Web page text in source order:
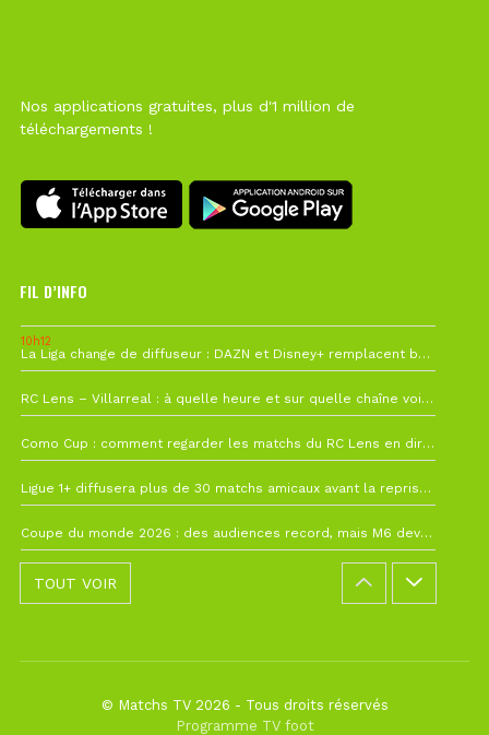
Nos applications gratuites, plus d'1 million de
téléchargements !
FIL D’INFO
10h12
La Liga change de diffuseur : DAZN et Disney+ remplacent beIN Sports !
RC Lens – Villarreal : à quelle heure et sur quelle chaîne voir la finale de la Como Cup ?
Como Cup : comment regarder les matchs du RC Lens en direct ?
Ligue 1+ diffusera plus de 30 matchs amicaux avant la reprise de la Ligue 1
Coupe du monde 2026 : des audiences record, mais M6 devrait perdre très gros !
TOUT VOIR
© Matchs TV 2026 - Tous droits réservés
Programme TV foot